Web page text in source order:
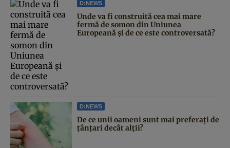
D:NEWS
Unde va fi construită cea mai mare
fermă de somon din Uniunea
Europeană și de ce este controversată?
D:NEWS
De ce unii oameni sunt mai preferați de
țânțari decât alții?